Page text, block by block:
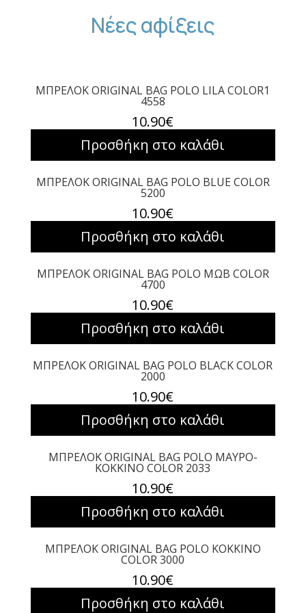
Νέες αφίξεις
ΜΠΡΕΛΟΚ ORIGINAL BAG POLO LILA COLOR1
4558
10.90€
Προσθήκη στο καλάθι
ΜΠΡΕΛΟΚ ORIGINAL BAG POLO BLUE COLOR
5200
10.90€
Προσθήκη στο καλάθι
ΜΠΡΕΛΟΚ ORIGINAL BAG POLO ΜΩΒ COLOR
4700
10.90€
Προσθήκη στο καλάθι
ΜΠΡΕΛΟΚ ORIGINAL BAG POLO BLACK COLOR
2000
10.90€
Προσθήκη στο καλάθι
ΜΠΡΕΛΟΚ ORIGINAL BAG POLO ΜΑΥΡΟ-
KOKKINO COLOR 2033
10.90€
Προσθήκη στο καλάθι
ΜΠΡΕΛΟΚ ORIGINAL BAG POLO KOKKINO
COLOR 3000
10.90€
Προσθήκη στο καλάθι